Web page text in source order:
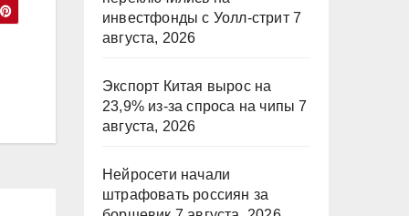
инвестфонды с Уолл-стрит 7
августа, 2026
Экспорт Китая вырос на
23,9% из-за спроса на чипы 7
августа, 2026
Нейросети начали
штрафовать россиян за